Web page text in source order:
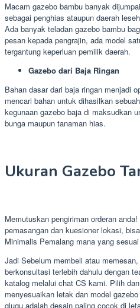
Macam gazebo bambu banyak
sebagai penghias ataupun daerah
Ada banyak teladan gazebo bambu
pesan kepada pengrajin, ada model
tergantung keperluan pemilik daerah.
Gazebo dari Baja Ringan
Bahan dasar dari baja ringan menjadi
mencari bahan untuk dihasilkan
kegunaan gazebo baja di maksudkan
bunga maupun tanaman hias.
Ukuran Gazebo
Memutuskan pengiriman orderan
pemasangan dan kuesioner lokasi,
Minimalis Pemalang mana yang
Jadi Sebelum membeli atau
berkonsultasi terlebih dahulu dengan
katalog melalui chat CS kami. Pilih
menyesuaikan letak dan model
glugu adalah desain paling cocok di